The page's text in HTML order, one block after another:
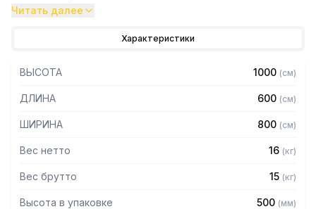
Для уточнения совместимости аксессуаров с
оборудованием просим обратиться к вашим менеджерам.
Читать далее
Характеристики
ВЫСОТА 1000 (см)
ДЛИНА 600 (см)
ШИРИНА 800 (см)
Вес нетто 16 (кг)
Вес брутто 15 (кг)
Высота в упаковке 500 (мм)